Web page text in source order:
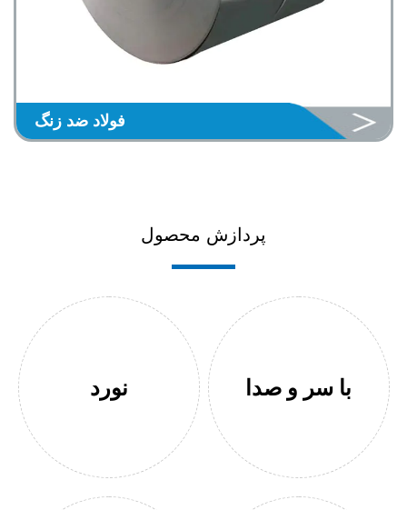
فولاد ضد زنگ
پردازش محصول
نورد با سر و صدا